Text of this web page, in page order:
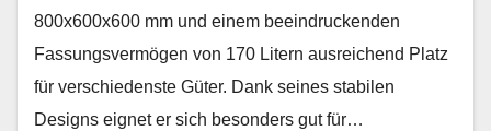
800x600x600 mm und einem beeindruckenden
Fassungsvermögen von 170 Litern ausreichend Platz
für verschiedenste Güter. Dank seines stabilen
Designs eignet er sich besonders gut für…